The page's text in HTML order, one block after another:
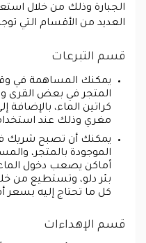
الجبارة وذلك من خلال
العديد من الأقسام التي
قسم التبرعات
يمكنك المساهمة في
المتجر في بعض القرى
كراتين الماء،
مغري وذلك عند
يمكنك أن تصبح شريك
الموجودة بالمتجر،
أماكن يصعب دخول
بئر دلو، وتستطيع من
كل ما تحتاج إليه بسعر
قسم الإهداءات